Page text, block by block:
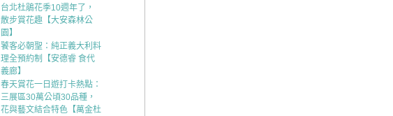
台北杜鵑花季10週年了，
散步賞花趣【大安森林公
園】
饕客必朝聖：純正義大利料
理全預約制【安德睿 食代
義廊】
春天賞花一日遊打卡熱點：
三展區30萬公頃30品種，
花與藝文結合特色【萬金杜